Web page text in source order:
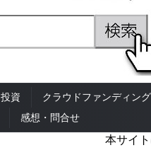
投資 クラウドファンディン
感想・問合せ
本サイ